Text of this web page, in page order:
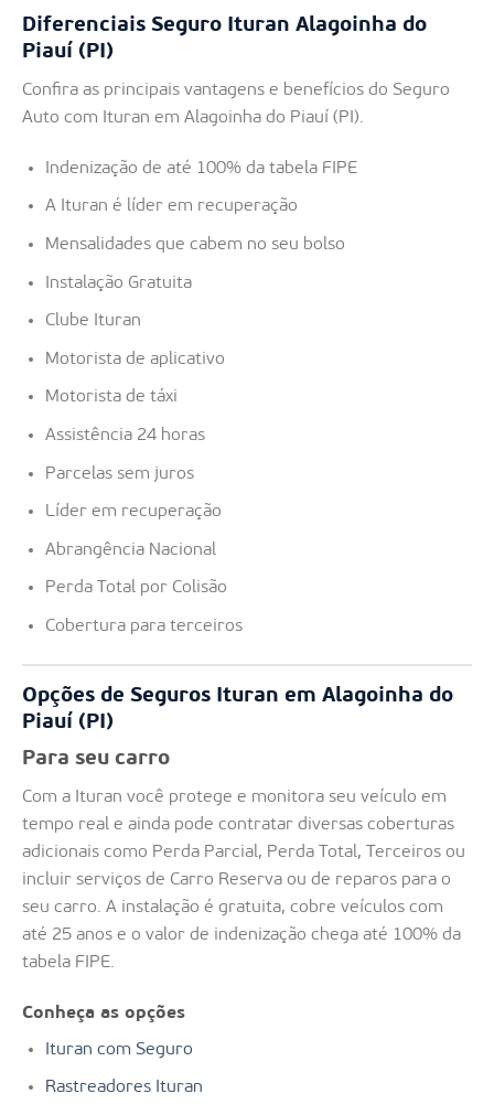
Diferenciais Seguro Ituran Alagoinha do
Piauí (PI)
Confira as principais vantagens e benefícios do Seguro
Auto com Ituran em Alagoinha do Piauí (PI).
Indenização de até 100% da tabela FIPE
A Ituran é líder em recuperação
Mensalidades que cabem no seu bolso
Instalação Gratuita
Clube Ituran
Motorista de aplicativo
Motorista de táxi
Assistência 24 horas
Parcelas sem juros
Líder em recuperação
Abrangência Nacional
Perda Total por Colisão
Cobertura para terceiros
Opções de Seguros Ituran em Alagoinha do
Piauí (PI)
Para seu carro
Com a Ituran você protege e monitora seu veículo em
tempo real e ainda pode contratar diversas coberturas
adicionais como Perda Parcial, Perda Total, Terceiros ou
incluir serviços de Carro Reserva ou de reparos para o
seu carro. A instalação é gratuita, cobre veículos com
até 25 anos e o valor de indenização chega até 100% da
tabela FIPE.
Conheça as opções
Ituran com Seguro
Rastreadores Ituran